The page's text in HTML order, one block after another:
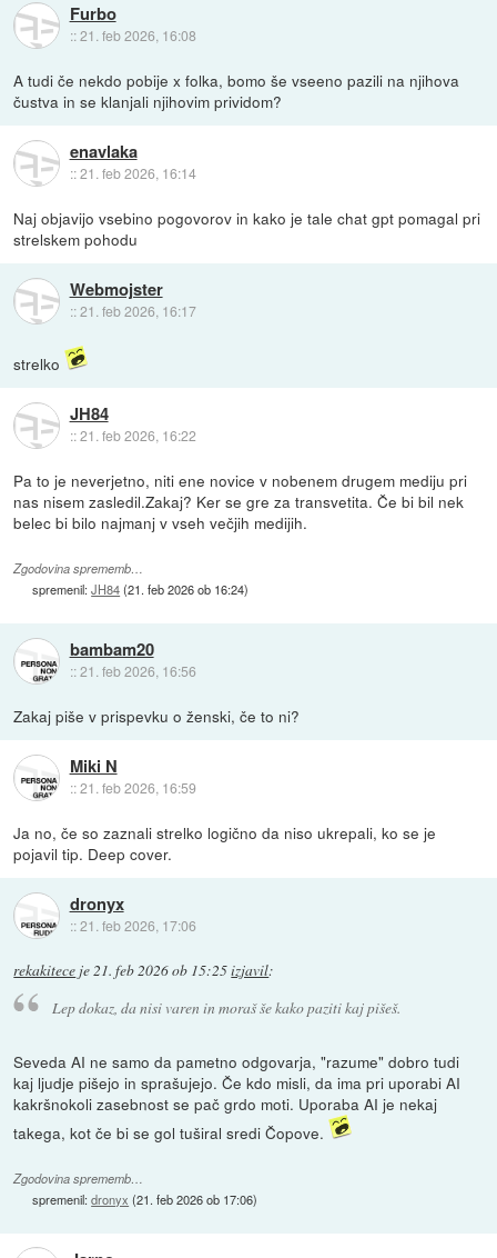
Furbo
::21. feb 2026, 16:08
A tudi če nekdo pobije x folka, bomo še vseeno pazili na njihova
čustva in se klanjali njihovim prividom?
enavlaka
::21. feb 2026, 16:14
Naj objavijo vsebino pogovorov in kako je tale chat gpt pomagal pri
strelskem pohodu
Webmojster
::21. feb 2026, 16:17
strelko
JH84
::21. feb 2026, 16:22
Pa to je neverjetno, niti ene novice v nobenem drugem mediju pri
nas nisem zasledil.Zakaj? Ker se gre za transvetita. Če bi bil nek
belec bi bilo najmanj v vseh večjih medijih.
Zgodovina sprememb…
spremenil:JH84(21. feb 2026 ob 16:24)
bambam20
::21. feb 2026, 16:56
Zakaj piše v prispevku o ženski, če to ni?
Miki N
::21. feb 2026, 16:59
Ja no, če so zaznali strelko logično da niso ukrepali, ko se je
pojavil tip. Deep cover.
dronyx
::21. feb 2026, 17:06
rekakitece je21. feb 2026 ob 15:25izjavil:
Lep dokaz, da nisi varen in moraš še kako paziti kaj pišeš.
Seveda AI ne samo da pametno odgovarja, "razume" dobro tudi
kaj ljudje pišejo in sprašujejo. Če kdo misli, da ima pri uporabi AI
kakršnokoli zasebnost se pač grdo moti. Uporaba AI je nekaj
takega, kot če bi se gol tuširal sredi Čopove.
Zgodovina sprememb…
spremenil:dronyx (21. feb 2026 ob 17:06)